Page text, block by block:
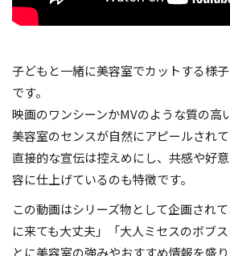
子どもと一緒に美容室でカットする様
です。
映画のワンシーンかMVのような質の高
美容室のセンスが自然にアピールされて
直接的な宣伝は控えめにし、共感や好
容に仕上げているのも特徴です。
この動画はシリーズ物として企画され
に来ても大丈夫」「大人ミセスのボブ
とに美容室の強みやおすすめ情報を盛り